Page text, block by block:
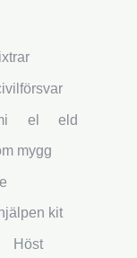
el eld
mygg
kit
Höst